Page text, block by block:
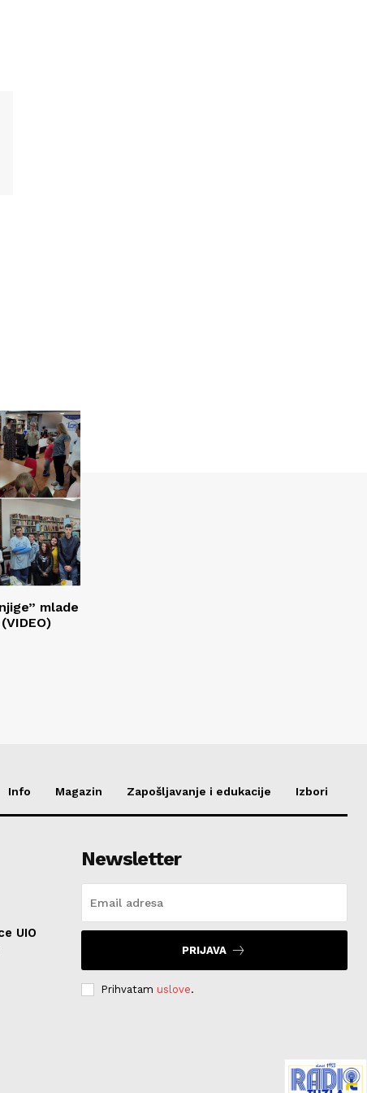
mlade
Info Magazin Zapošljavanje i edukacije Izbori
UIO
Newsletter
PRIJAVA
Prihvatam uslove.